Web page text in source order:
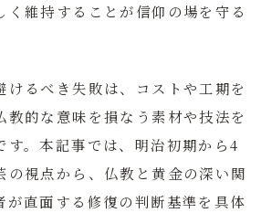
く維持することが信仰の場を守る
けるべき失敗は、コストや工期を
教的な意味を損なう素材や技法を
す。本記事では、明治初期から4
の視点から、仏教と黄金の深い関
が直面する修復の判断基準を具体